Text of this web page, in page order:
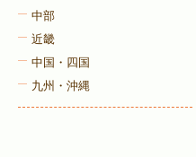
中部
近畿
中国・四国
九州・沖縄